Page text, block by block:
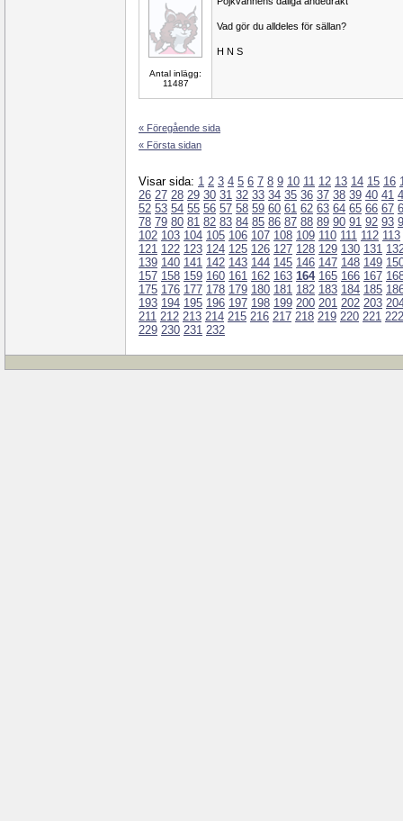
Antal inlägg:
11487
Vad gör du alldeles för sällan?
H N S
« Föregående sida
« Första sidan
Visar sida: 1 2 3 4 5 6 7 8 9 10 11 12 13 14 15 16
26 27 28 29 30 31 32 33 34 35 36 37 38 39 40 41
52 53 54 55 56 57 58 59 60 61 62 63 64 65 66 67
78 79 80 81 82 83 84 85 86 87 88 89 90 91 92 93
102 103 104 105 106 107 108 109 110 111 112 113
121 122 123 124 125 126 127 128 129 130 131
139 140 141 142 143 144 145 146 147 148 149
157 158 159 160 161 162 163 164 165 166 167
175 176 177 178 179 180 181 182 183 184 185
193 194 195 196 197 198 199 200 201 202 203
211 212 213 214 215 216 217 218 219 220 221 222
229 230 231 232